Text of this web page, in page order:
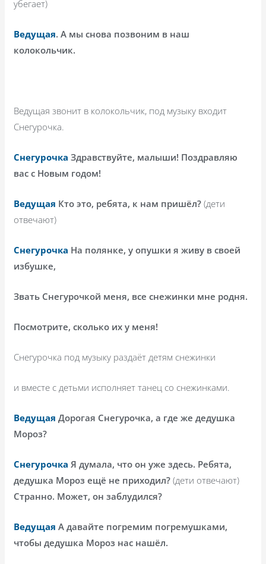
убегает)
Ведущая. А мы снова позвоним в наш
колокольчик.
Ведущая звонит в колокольчик, под музыку входит
Снегурочка.
СнегурочкаЗдравствуйте, малыши! Поздравляю
вас с Новым годом!
Ведущая Кто это, ребята, к нам пришёл?(дети
отвечают)
Снегурочка На полянке, у опушки я живу в своей
избушке,
Звать Снегурочкой меня, все снежинки мне родня.
Посмотрите, сколько их у меня!
Снегурочка под музыку раздаёт детям снежинки
и вместе с детьми исполняет танец со снежинками.
Ведущая Дорогая Снегурочка, а где же дедушка
Мороз?
Снегурочка Я думала, что он уже здесь. Ребята,
дедушка Мороз ещё не приходил?(дети отвечают)
Странно. Может, он заблудился?
Ведущая А давайте погремим погремушками,
чтобы дедушка Мороз нас нашёл.